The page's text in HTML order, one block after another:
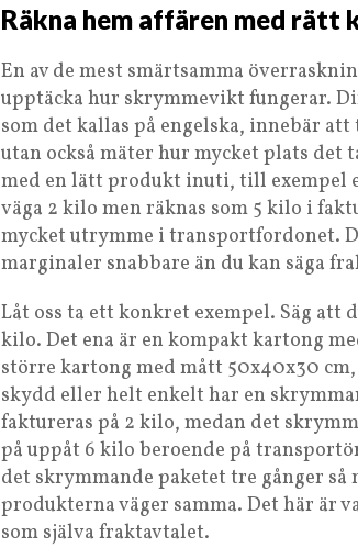
Räkna hem affären med rätt
En av de mest smärtsamma
upptäcka hur skrymmevikt fungerar.
som det kallas på engelska, innebär
utan också mäter hur mycket plats det
med en lätt produkt inuti, till exempel
väga 2 kilo men räknas som 5 kilo i
mycket utrymme i transportfordonet.
marginaler snabbare än du kan säga
Låt oss ta ett konkret exempel. Säg att
kilo. Det ena är en kompakt kartong
större kartong med mått 50x40x30
skydd eller helt enkelt har en
faktureras på 2 kilo, medan det
på uppåt 6 kilo beroende på
det skrymmande paketet tre gånger
produkterna väger samma. Det här är
som själva fraktavtalet.